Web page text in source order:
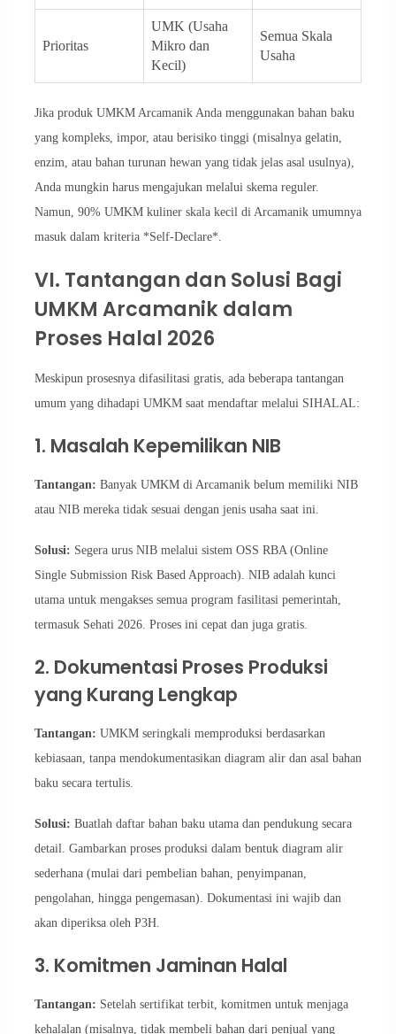
Prioritas
UMK (Usaha
Mikro dan
Kecil)
Semua Skala
Usaha
Jika produk UMKM Arcamanik Anda menggunakan bahan baku
yang kompleks, impor, atau berisiko tinggi (misalnya gelatin,
enzim, atau bahan turunan hewan yang tidak jelas asal usulnya),
Anda mungkin harus mengajukan melalui skema reguler.
Namun, 90% UMKM kuliner skala kecil di Arcamanik umumnya
masuk dalam kriteria *Self-Declare*.
VI. Tantangan dan Solusi Bagi
UMKM Arcamanik dalam
Proses Halal 2026
Meskipun prosesnya difasilitasi gratis, ada beberapa tantangan
umum yang dihadapi UMKM saat mendaftar melalui SIHALAL:
1. Masalah Kepemilikan NIB
Tantangan: Banyak UMKM di Arcamanik belum memiliki NIB
atau NIB mereka tidak sesuai dengan jenis usaha saat ini.
Solusi: Segera urus NIB melalui sistem OSS RBA (Online
Single Submission Risk Based Approach). NIB adalah kunci
utama untuk mengakses semua program fasilitasi pemerintah,
termasuk Sehati 2026. Proses ini cepat dan juga gratis.
2. Dokumentasi Proses Produksi
yang Kurang Lengkap
Tantangan: UMKM seringkali memproduksi berdasarkan
kebiasaan, tanpa mendokumentasikan diagram alir dan asal bahan
baku secara tertulis.
Solusi: Buatlah daftar bahan baku utama dan pendukung secara
detail. Gambarkan proses produksi dalam bentuk diagram alir
sederhana (mulai dari pembelian bahan, penyimpanan,
pengolahan, hingga pengemasan). Dokumentasi ini wajib dan
akan diperiksa oleh P3H.
3. Komitmen Jaminan Halal
Tantangan: Setelah sertifikat terbit, komitmen untuk menjaga
kehalalan (misalnya, tidak membeli bahan dari penjual yang